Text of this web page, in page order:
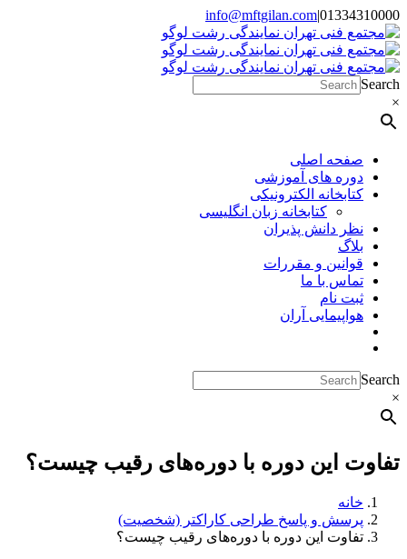
Skip
to
content
01334310000
|
info@mftgilan.com
Instagram
LinkedIn
Search
×
صفحه اصلی
دوره های آموزشی
کتابخانه الکترونیکی
کتابخانه زبان انگلیسی
نظر دانش پذیران
بلاگ
قوانین و مقررات
تماس با ما
ثبت نام
هواپیمایی آران
Search
×
تفاوت این دوره با دوره‌های رقیب چیست؟
خانه
پرسش و پاسخ طراحی کاراکتر (شخصیت)
تفاوت این دوره با دوره‌های رقیب چیست؟